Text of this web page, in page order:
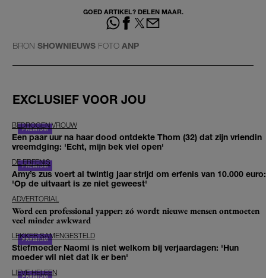
GOED ARTIKEL? DELEN MAAR.
BRON SHOWNIEUWS FOTO ANP
EXCLUSIEF VOOR JOU
BEDROGEN VROUW
Een paar uur na haar dood ontdekte Thom (32) dat zijn vriendin
vreemdging: 'Echt, mijn bek viel open'
DE ERFENIS
Amy’s zus voert al twintig jaar strijd om erfenis van 10.000 euro:
'Op de uitvaart is ze niet geweest'
ADVERTORIAL
Word een professional yapper: zó wordt nieuwe mensen ontmoeten
veel minder awkward
LEKKER SAMENGESTELD
Stiefmoeder Naomi is niet welkom bij verjaardagen: 'Hun
moeder wil niet dat ik er ben'
LIEVE HELEEN